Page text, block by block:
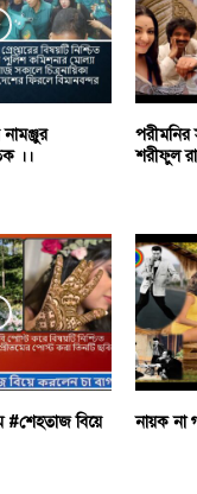
নামঞ্জুর
।।
পরীমনির
শরীফুল
#শেহতাজ বিয়ে
নায়ক না